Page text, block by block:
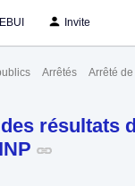
Invite
Arrêtés Arrêté
résultats